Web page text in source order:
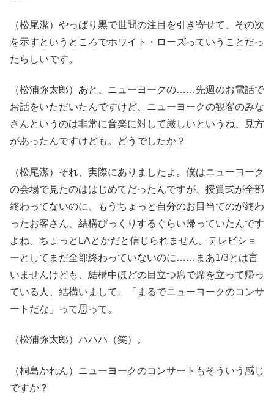
（松尾潔）やっぱり黒で世間の注目を引き寄せて、その次
を示すというところでホワイト・ローズっていうことだっ
たらしいです。
（松浦弥太郎）あと、ニューヨークの……先週のお電話で
お話をいただいたんですけど、ニューヨークの観客のみな
さんというのは非常に音楽に対して厳しいというね、見方
があったんですけども。どうでしたか？
（松尾潔）それ、実際にありましたよ。僕はニューヨーク
の会場で見たのははじめてだったんですが、授賞式が全部
終わってないのに、もうちょっと自分のお目当てのが終わ
ったお客さん、結構びっくりするぐらい帰っていたんです
よね。ちょっとLAとかだと信じられません。テレビショ
ーとしてまだ全部終わっていないのに……まあ1/3とは言
いませんけども、結構中ほどの目立つ席で席を立って帰っ
ている人、結構いまして。「まるでニューヨークのコンサ
ートだな」って思って。
（松浦弥太郎）ハハハ（笑）。
（桐島かれん）ニューヨークのコンサートもそういう感じ
ですか？